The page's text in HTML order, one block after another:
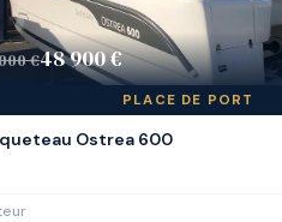
€48 900 €
PLACE DE PORT
Ostrea 600